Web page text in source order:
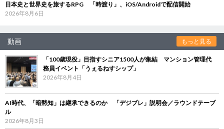
日本史と世界史を旅するRPG 「時渡り」、iOS/Androidで配信開始
2026年8月6日
動画 もっと見る
「100歳現役」目指すシニア1500人が集結 マンション管理代
務員イベント「うぇるねすシップ」
2026年8月4日
AI時代、「暗黙知」は継承できるのか 「デジブレ」説明会／ラウンドテーブ
ル
2026年8月3日